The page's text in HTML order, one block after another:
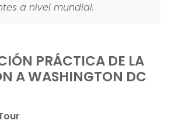
a nivel mundial.
PRÁCTICA DE LA
A WASHINGTON DC